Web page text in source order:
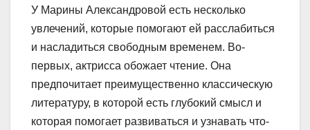
У Марины Александровой есть несколько
увлечений, которые помогают ей расслабиться
и насладиться свободным временем. Во-
первых, актрисса обожает чтение. Она
предпочитает преимущественно классическую
литературу, в которой есть глубокий смысл и
которая помогает развиваться и узнавать что-